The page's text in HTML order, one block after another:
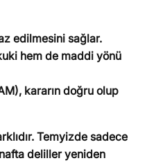
edilmesini sağlar.
hem de maddi yönü
kararın doğru olup
Temyizde sadece
deliller yeniden